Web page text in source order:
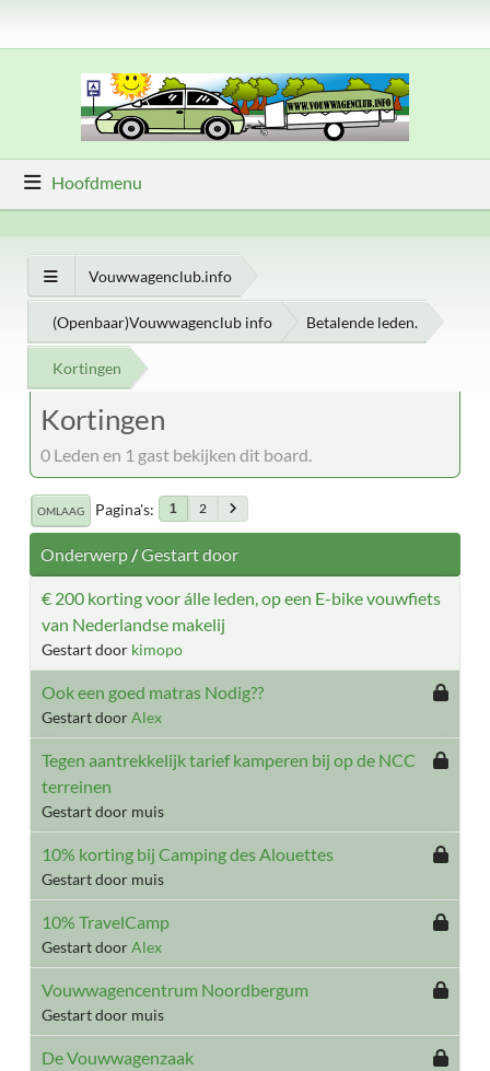
Hoofdmenu
Vouwwagenclub.info
(Openbaar)Vouwwagenclub info Betalende leden.
Kortingen
Kortingen
0 Leden en 1 gast bekijken dit board.
OMLAAG Pagina's 1 2
Onderwerp/Gestart door
€ 200 korting voor álle leden, op een E-bike vouwfiets
van Nederlandse makelij
Gestart door kimopo
Ook een goed matras Nodig??
Gestart doorAlex
Tegen aantrekkelijk tarief kamperen bij op de NCC
terreinen
Gestart door muis
10% korting bij Camping des Alouettes
Gestart door muis
10% TravelCamp
Gestart doorAlex
Vouwwagencentrum Noordbergum
Gestart door muis
De Vouwwagenzaak